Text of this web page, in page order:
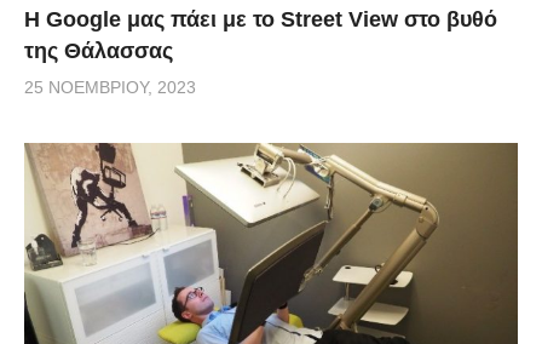
H Google μας πάει με το Street View στο βυθό
της Θάλασσας
25 ΝΟΕΜΒΡΊΟΥ, 2023